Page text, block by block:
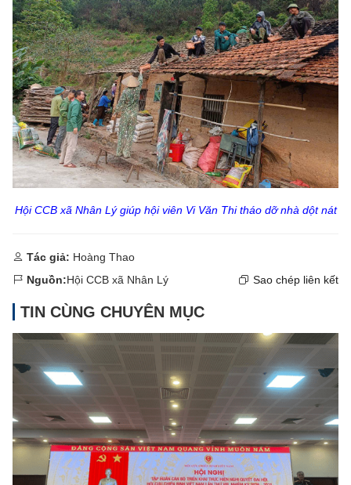
Hội CCB xã Nhân Lý giúp hội viên Vi Văn Thi tháo dỡ nhà dột nát
Tác giả: Hoàng Thao
Nguồn:Hội CCB xã Nhân Lý Sao chép liên kết
TIN CÙNG CHUYÊN MỤC